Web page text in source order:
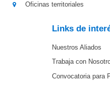
Oficinas territoriales
Links de
Nuestros Aliados
Trabaja con
Convocatoria para